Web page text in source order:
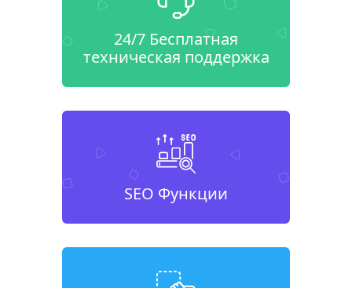
24/7 Бесплатная
техническая поддержка
SEO Функции